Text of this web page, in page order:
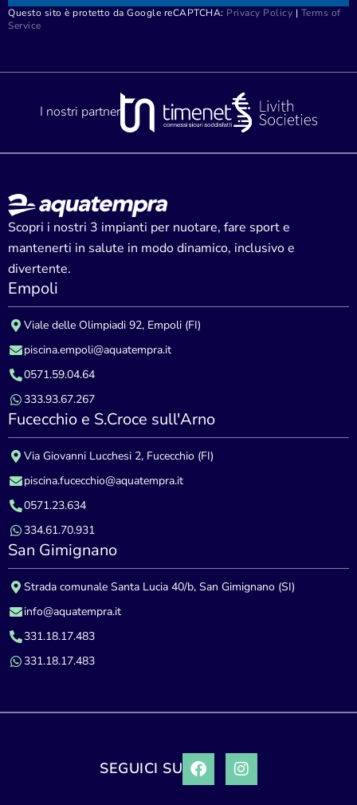
Questo sito è protetto da Google reCAPTCHA: Privacy Policy | Terms of
Service
I nostri partner
Scopri i nostri 3 impianti per nuotare, fare sport e
mantenerti in salute in modo dinamico, inclusivo e
divertente.
Empoli
Viale delle Olimpiadi 92, Empoli (FI)
piscina.empoli@aquatempra.it
0571.59.04.64
333.93.67.267
Fucecchio e S.Croce sull'Arno
Via Giovanni Lucchesi 2, Fucecchio (FI)
piscina.fucecchio@aquatempra.it
0571.23.634
334.61.70.931
San Gimignano
Strada comunale Santa Lucia 40/b, San Gimignano (SI)
info@aquatempra.it
331.18.17.483
331.18.17.483
SEGUICI SU